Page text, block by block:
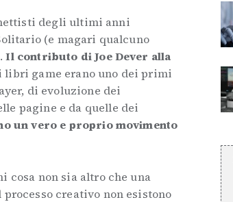
degli ultimi anni
(e magari qualcuno
Il contributo di Joe Dever alla
libri game erano uno dei primi
di evoluzione dei
pagine e da quelle dei
un vero e proprio movimento
cosa non sia altro che una
creativo non esistono